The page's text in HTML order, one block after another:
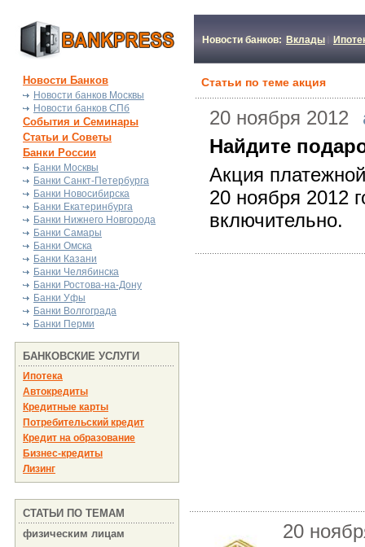
Новости банков: Вклады
Новости Банков
Новости банков Москвы
Новости банков СПб
События и Семинары
Статьи и Советы
Банки России
Банки Москвы
Банки Санкт-Петербурга
Банки Новосибирска
Банки Екатеринбурга
Банки Нижнего Новгорода
Банки Самары
Банки Омска
Банки Казани
Банки Челябинска
Банки Ростова-на-Дону
Банки Уфы
Банки Волгограда
Банки Перми
БАНКОВСКИЕ УСЛУГИ
Ипотека
Автокредиты
Кредитные карты
Потребительский кредит
Кредит на образование
Бизнес-кредиты
Лизинг
СТАТЬИ ПО ТЕМАМ
физическим лицам
Статьи по теме акция
20 ноября 2012
Найдите
Акция
20 ноября 2012
включительно.
20